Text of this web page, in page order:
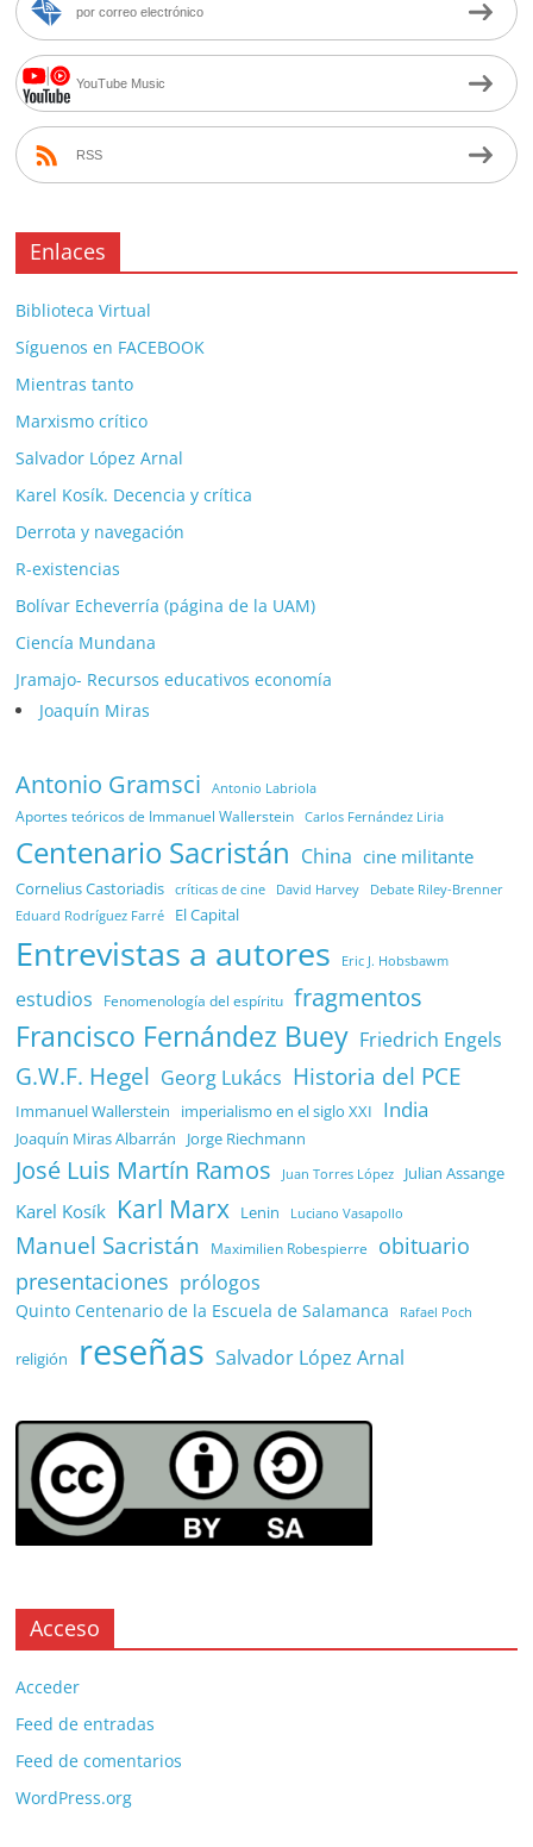
por correo electrónico
YouTube Music
RSS
Enlaces
Biblioteca Virtual
Síguenos en FACEBOOK
Mientras tanto
Marxismo crítico
Salvador López Arnal
Karel Kosík. Decencia y crítica
Derrota y navegación
R-existencias
Bolívar Echeverría (página de la UAM)
Ciencía Mundana
Jramajo- Recursos educativos economía
Joaquín Miras
Antonio Gramsci Antonio Labriola
Aportes teóricos de Immanuel Wallerstein Carlos Fernández Liria
Centenario Sacristán China cine militante
Cornelius Castoriadis críticas de cine David Harvey Debate Riley-Brenner
Eduard Rodríguez Farré El Capital
Entrevistas a autores Eric J. Hobsbawm
estudios Fenomenología del espíritu fragmentos
Francisco Fernández Buey Friedrich Engels
G.W.F. Hegel Georg Lukács Historia del PCE
Immanuel Wallerstein imperialismo en el siglo XXI India
Joaquín Miras Albarrán Jorge Riechmann
José Luis Martín Ramos Juan Torres López Julian Assange
Karel Kosík Karl Marx Lenin Luciano Vasapollo
Manuel Sacristán Maximilien Robespierre
obituario
presentaciones prólogos
Quinto Centenario de la Escuela de Salamanca Rafael Poch
religión reseñas Salvador López Arnal
Acceso
Acceder
Feed de entradas
Feed de comentarios
WordPress.org